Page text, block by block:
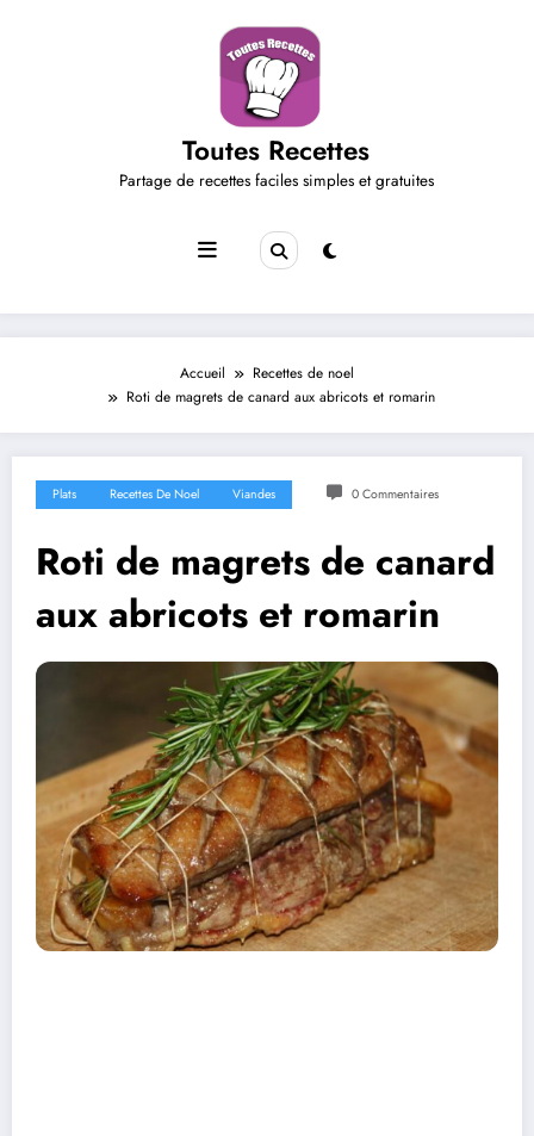
Toutes Recettes
Partage de recettes faciles simples et gratuites
Accueil
Recettes de noel
Roti de magrets de canard aux abricots et romarin
Plats Recettes De Noel Viandes 0 Commentaires
Roti de magrets de canard
aux abricots et romarin